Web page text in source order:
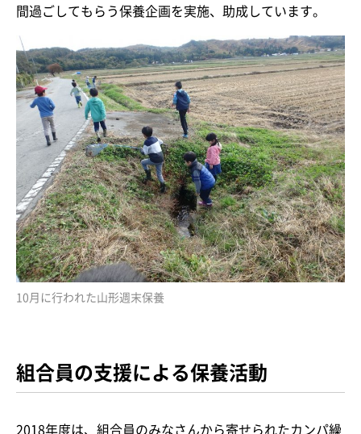
間過ごしてもらう保養企画を実施、助成しています。
10月に行われた山形週末保養
組合員の支援による保養活動
2018年度は、組合員のみなさんから寄せられたカンパ繰